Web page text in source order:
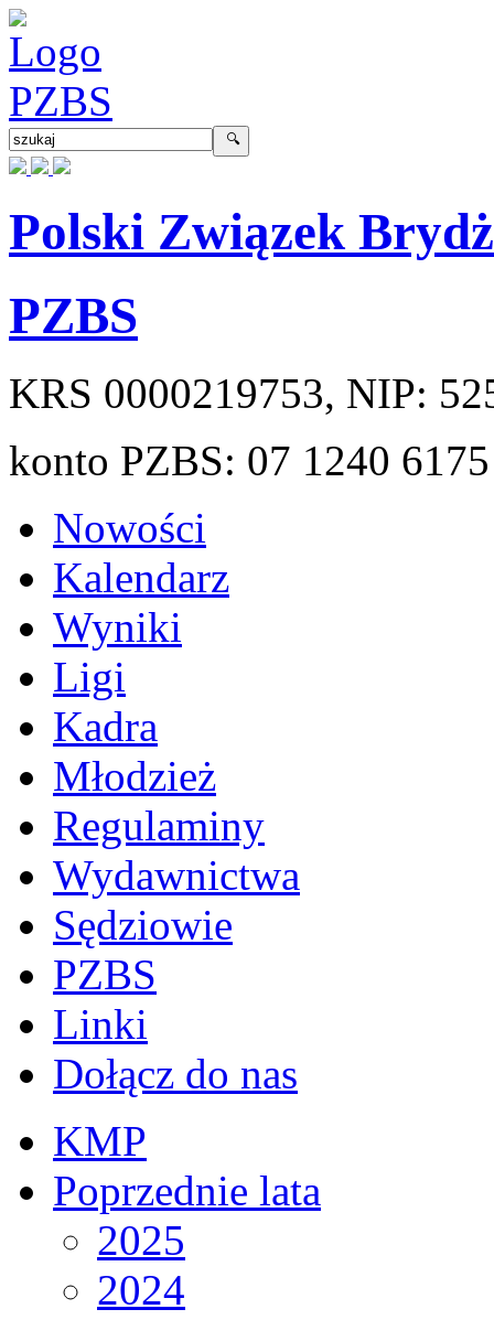
Polski Związek
PZBS
KRS 0000219753, NIP:
konto PZBS: 07 1240
Nowości
Kalendarz
Wyniki
Ligi
Kadra
Młodzież
Regulaminy
Wydawnictwa
Sędziowie
PZBS
Linki
Dołącz do nas
KMP
Poprzednie lata
2025
2024